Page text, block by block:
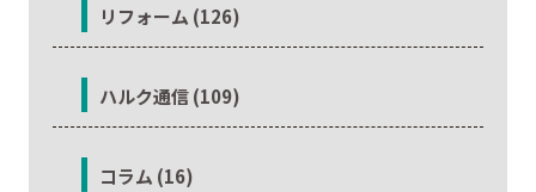
リフォーム (126)
ハルク通信 (109)
コラム (16)